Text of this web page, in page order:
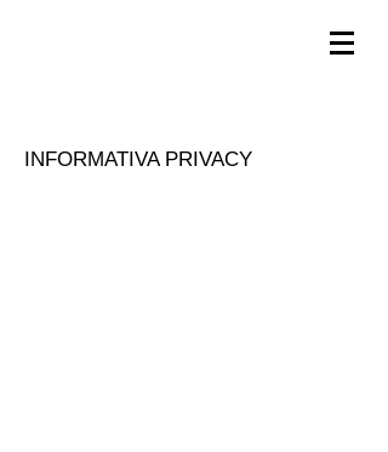
INFORMATIVA PRIVACY